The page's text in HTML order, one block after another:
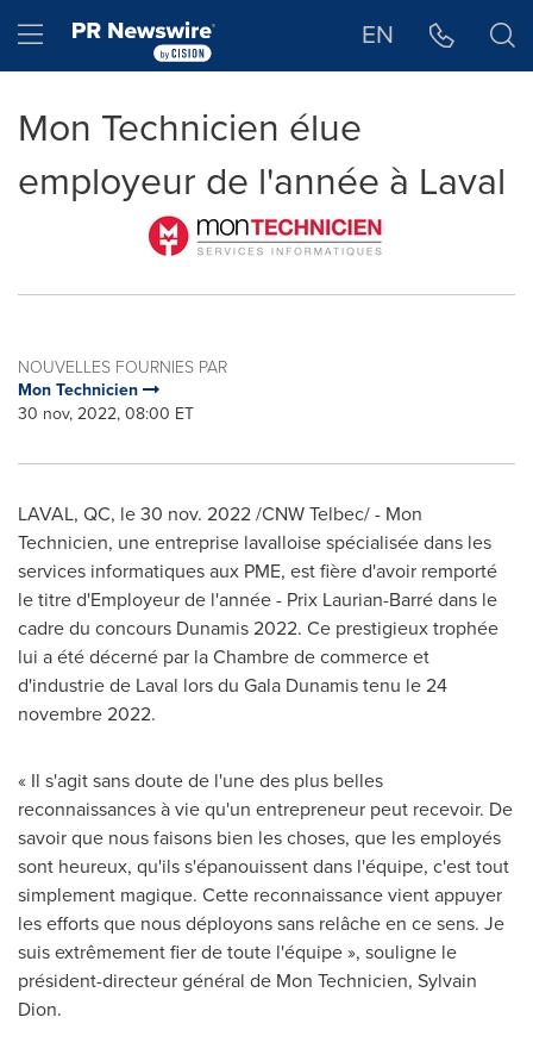
Hamburger menu EN
Mon Technicien élue
employeur de l'année à Laval
NOUVELLES FOURNIES PAR
Mon Technicien
30 nov, 2022, 08:00 ET
LAVAL, QC, le30 nov. 2022/CNW Telbec/ - Mon
Technicien, une entreprise lavalloise spécialisée dans les
services informatiques aux PME, est fière d'avoir remporté
le titre d'Employeur de l'année - Prix Laurian-Barré dans le
cadre du concours Dunamis 2022. Ce prestigieux trophée
lui a été décerné par laChambre decommerce et
d'industrie de Laval lors du Gala Dunamis tenu le 24
novembre 2022.
« Il s'agit sans doute de l'une des plus belles
reconnaissances à vie qu'un entrepreneur peut recevoir. De
savoir que nous faisons bien les choses, que les employés
sont heureux, qu'ils s'épanouissent dans l'équipe, c'est tout
simplement magique. Cette reconnaissance vient appuyer
les efforts que nous déployons sans relâche en ce sens. Je
suis extrêmement fier de toute l'équipe », souligne le
président-directeur général de Mon Technicien, Sylvain
Dion.